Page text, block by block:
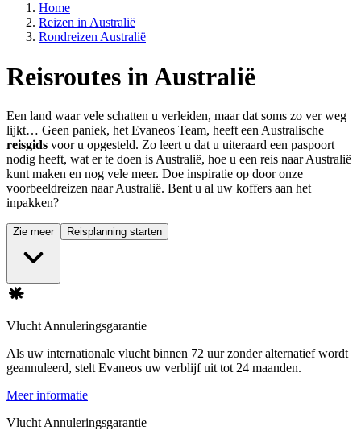
Home
Reizen in Australië
Rondreizen Australië
Reisroutes in Australië
Een land waar vele schatten u verleiden, maar dat soms zo ver weg
lijkt… Geen paniek, het Evaneos Team, heeft een Australische
reisgids voor u opgesteld. Zo leert u dat u uiteraard een paspoort
nodig heeft, wat er te doen is Australië, hoe u een reis naar Australië
kunt maken en nog vele meer. Doe inspiratie op door onze
voorbeeldreizen naar Australië. Bent u al uw koffers aan het
inpakken?
Zie meer Reisplanning starten
Vlucht Annuleringsgarantie
Als uw internationale vlucht binnen 72 uur zonder alternatief wordt
geannuleerd, stelt Evaneos uw verblijf uit tot 24 maanden.
Meer informatie
Vlucht Annuleringsgarantie